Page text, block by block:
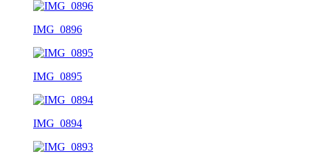
IMG_0896
IMG_0895
IMG_0894